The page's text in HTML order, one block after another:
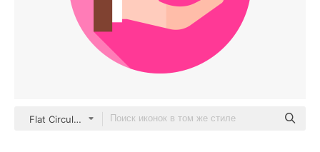
Flat Circular Flat